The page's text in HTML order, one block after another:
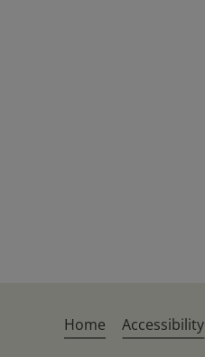
Home Accessibility